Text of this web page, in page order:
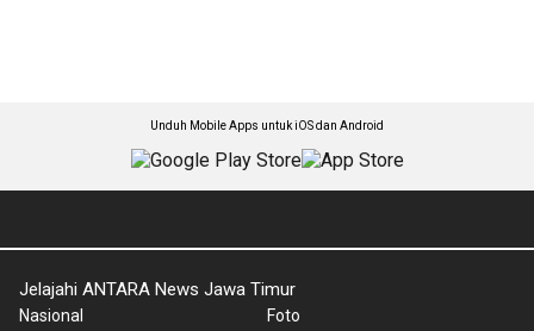
Unduh Mobile Apps untuk iOS dan Android
Jelajahi ANTARA News Jawa Timur
Nasional Foto